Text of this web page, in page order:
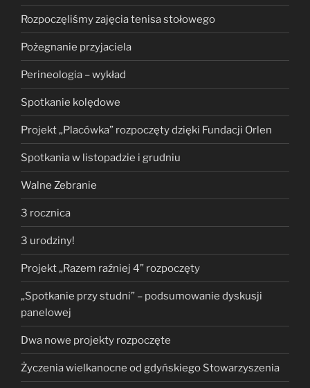
Rozpoczęliśmy zajęcia tenisa stołowego
Pożegnanie przyjaciela
Perineologia – wykład
Spotkanie kolędowe
Projekt „Placówka” rozpoczęty dzięki Fundacji Orlen
Spotkania w listopadzie i grudniu
Walne Zebranie
3 rocznica
3 urodziny!
Projekt „Razem raźniej 4” rozpoczęty
„Spotkanie przy studni” – podsumowanie dyskusji
panelowej
Dwa nowe projekty rozpoczęte
Życzenia wielkanocne od gdyńskiego Stowarzyszenia